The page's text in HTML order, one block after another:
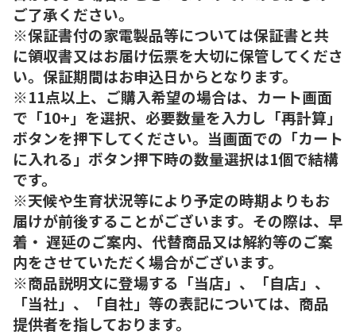
ご了承ください。
※保証書付の家電製品等については保証書と共
に領収書又はお届け伝票を大切に保管してくださ
い。保証期間はお申込日からとなります。
※11点以上、ご購入希望の場合は、カート画面
で「10+」を選択、必要数量を入力し「再計算」
ボタンを押下してください。当画面での「カート
に入れる」ボタン押下時の数量選択は1個で結構
です。
※天候や生育状況等により予定の時期よりもお
届けが前後することがございます。その際は、早
着・ 遅延のご案内、代替商品又は解約等のご案
内をさせていただく場合がございます。
※商品説明文に登場する「当店」、「自店」、
「当社」、「自社」等の表記については、商品
提供者を指しております。